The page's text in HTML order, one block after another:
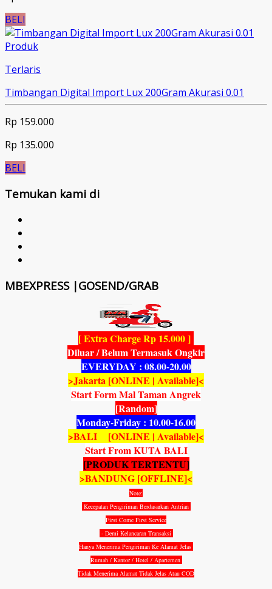
BELI
Produk
Terlaris
Timbangan Digital Import Lux 200Gram Akurasi 0.01
Rp 159.000
Rp 135.000
BELI
Temukan kami di
MBEXPRESS |GOSEND/GRAB
[ Extra Charge Rp 15.000 ]
Diluar / Belum Termasuk Ongkir
EVERYDAY : 08.00-20.00
>Jakarta [ONLINE | Available]<
Start Form Mal Taman Angrek
[Random]
Monday-Friday : 10.00-16.00
>BALI [ONLINE | Available]<
Start From KUTA BALI
[PRODUK TERTENTU]
>BANDUNG [OFFLINE]<
Note:
Kecepatan Pengiriman Berdasarkan Antrian
First Come First Service
- Demi Kelancaran Transaksi
Hanya Menerima Pengiriman Ke Alamat Jelas
Rumah / Kantor / Hotel / Apartemen
Tidak Menerima Alamat Tidak Jelas Atau COD